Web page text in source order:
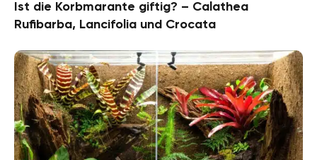
Ist die Korbmarante giftig? – Calathea
Rufibarba, Lancifolia und Crocata